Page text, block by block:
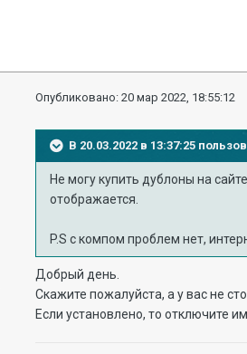
Опубликовано:20 мар 2022, 18:55:12
В 20.03.2022 в 13:37:25
Не могу купить дублоны на
отображается.
P.S с компом проблем нет,
Добрый день.
Скажите пожалуйста, а у вас не
Если установлено, то отключите